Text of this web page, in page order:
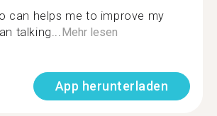
can helps me to improve my
talking...Mehr lesen
App herunterladen